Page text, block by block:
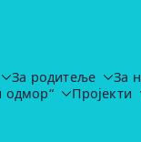
se-nastavljaju-uredj
За родитеље
За
одмор“ Пројекти